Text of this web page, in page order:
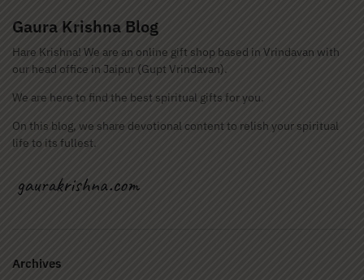
Gaura Krishna Blog
Hare Krishna! We are an online gift shop based in Vrindavan with
our head office in Jaipur (Gupt Vrindavan).
We are here to find the best spiritual gifts for you.
On this blog, we share devotional content to relish your spiritual
life to its fullest.
Archives